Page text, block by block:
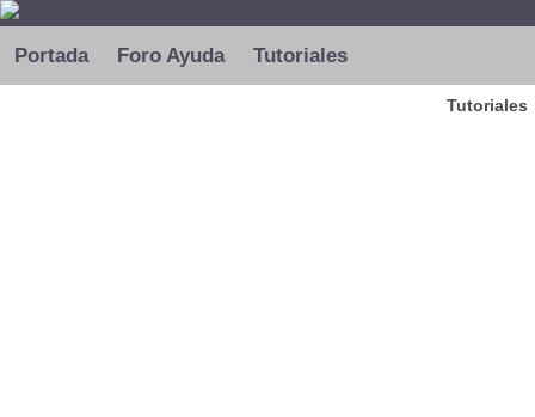
Portada Foro Ayuda Tutoriales
Tutoriales